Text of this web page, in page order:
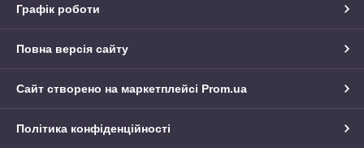
Графік роботи
Повна версія сайту
Сайт створено на маркетплейсі Prom.ua
Політика конфіденційності